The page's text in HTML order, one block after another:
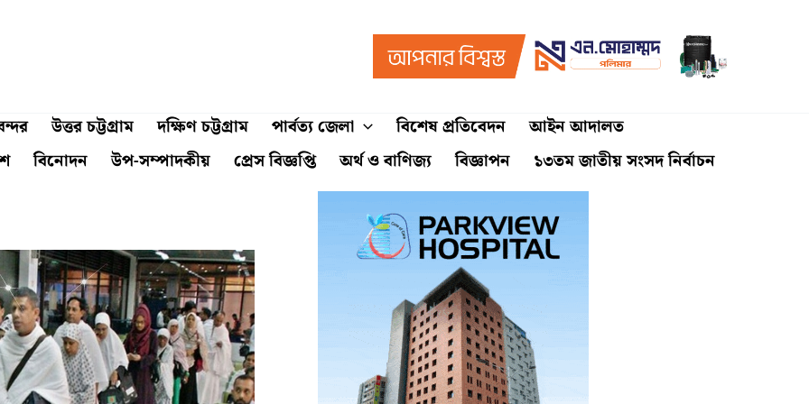
উত্তর চট্টগ্রাম দক্ষিণ চট্টগ্রাম পার্বত্য জেলা বিশেষ প্রতিবেদন
আইন আদালত
বিনোদন উপ-সম্পাদকীয় প্রেস বিজ্ঞপ্তি অর্থ ও বাণিজ্য বিজ্ঞাপন ১৩তম জাতীয় সংসদ নির্বাচন